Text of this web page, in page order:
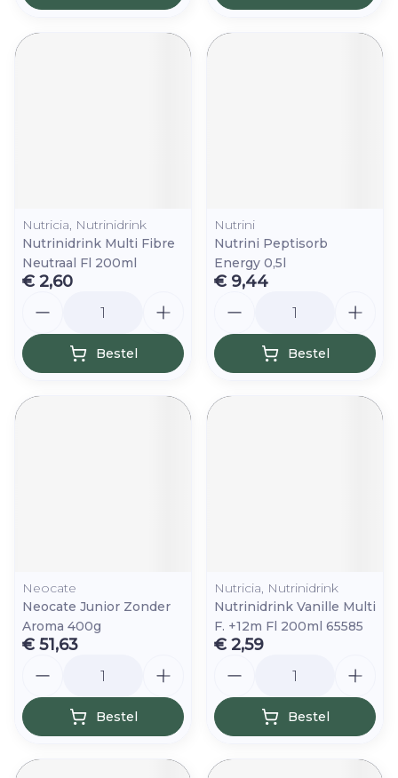
Nutricia, Nutrinidrink
Nutrinidrink Multi Fibre
Neutraal Fl 200ml
€ 2,60
Bestel
Nutrini
Nutrini Peptisorb
Energy 0,5l
€ 9,44
Bestel
Neocate
Neocate Junior Zonder
Aroma 400g
€ 51,63
Bestel
Nutricia, Nutrinidrink
Nutrinidrink Vanille Multi
F. +12m Fl 200ml 65585
€ 2,59
Bestel